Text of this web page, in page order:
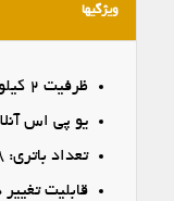
ویژگیها
ظرفیت ۲ کیلو ولت آمپر ( یو پی اس ۲KVA )
یو پی اس
تعداد باتری: ۸ عدد
قابلیت